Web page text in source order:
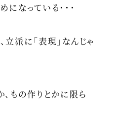
なっている・・・
派に「表現」なんじゃ
もの作りとかに限ら